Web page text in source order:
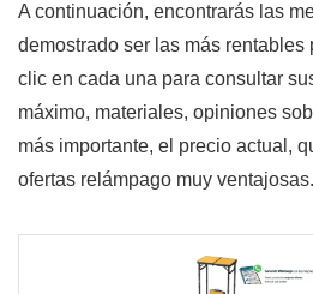
A continuación, encontrarás las
demostrado ser las más rentables
clic en cada una para consultar
máximo, materiales, opiniones
más importante, el precio actual,
ofertas relámpago muy ventajosas.